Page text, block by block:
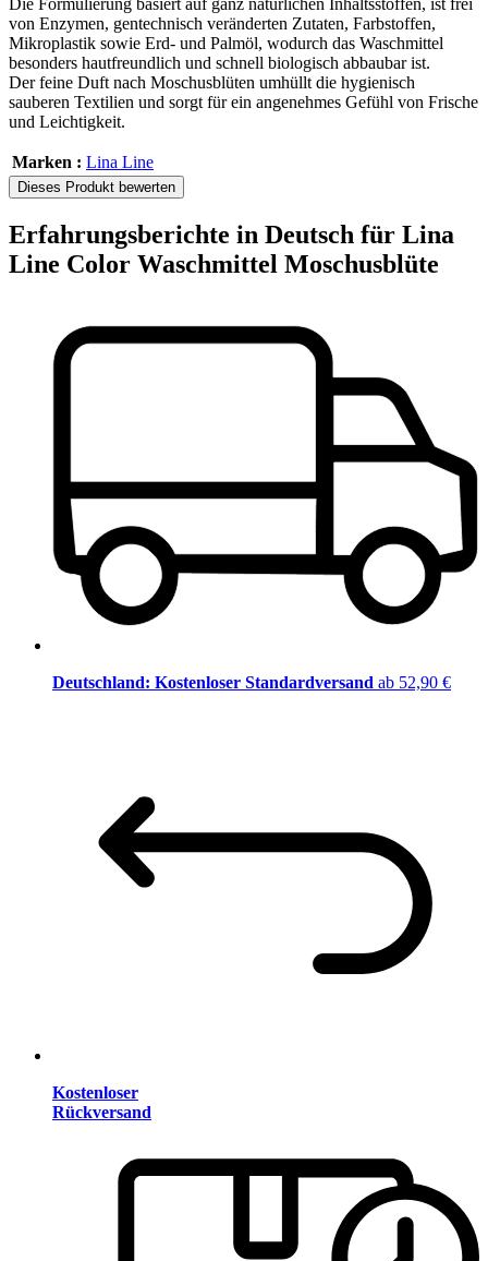
Die Formulierung basiert auf ganz natürlichen Inhaltsstoffen, ist frei
von Enzymen, gentechnisch veränderten Zutaten, Farbstoffen,
Mikroplastik sowie Erd- und Palmöl, wodurch das Waschmittel
besonders hautfreundlich und schnell biologisch abbaubar ist.
Der feine Duft nach Moschusblüten umhüllt die hygienisch
sauberen Textilien und sorgt für ein angenehmes Gefühl von Frische
und Leichtigkeit.
Marken : Lina Line
Dieses Produkt bewerten
Erfahrungsberichte in Deutsch für Lina
Line Color Waschmittel Moschusblüte
Deutschland: Kostenloser Standardversand ab 52,90 €
Kostenloser
Rückversand